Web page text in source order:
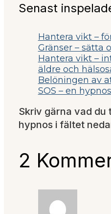
Senast
Hantera vikt –
Gränser – sätta
Hantera vikt –
äldre och
Belöningen av
SOS – en
Skriv gärna vad du
hypnos i fältet
2